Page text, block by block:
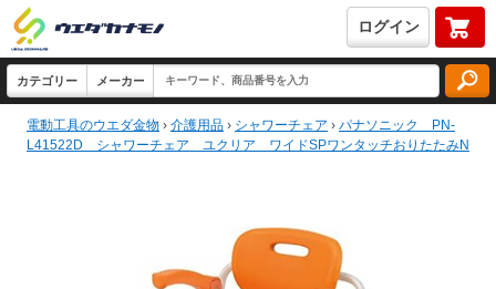
ログイン
電動工具のウエダ金物 › 介護用品 › シャワーチェア › パナソニック PN-
L41522D シャワーチェア ユクリア ワイドSPワンタッチおりたたみN